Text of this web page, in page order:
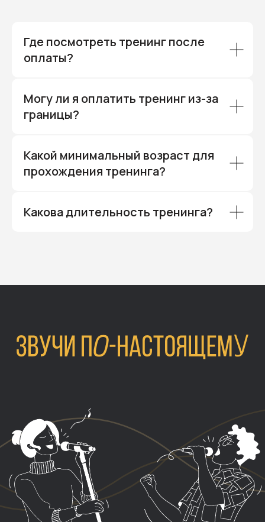
Где посмотреть тренинг после
оплаты?
Могу ли я оплатить тренинг из-за
границы?
Какой минимальный возраст для
прохождения тренинга?
Какова длительность тренинга?
ЗАНЯТИЯ
info@dariablokhina.ru
E-mail
Правовые документы